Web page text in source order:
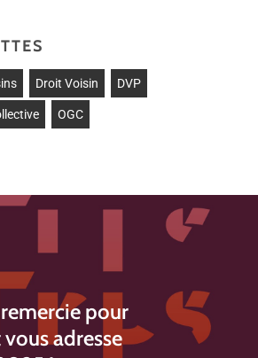
Droit Voisin DVP
OGC
remercie pour
adresse